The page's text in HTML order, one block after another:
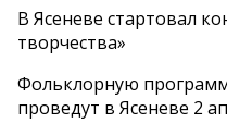
В Ясеневе стартовал
творчества»
Фольклорную
проведут в Ясеневе 2